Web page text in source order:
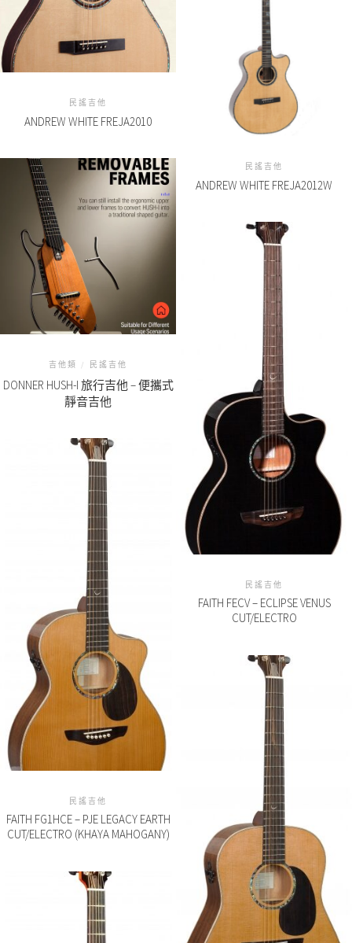
民謠吉他
ANDREW WHITE FREJA2010
民謠吉他
ANDREW WHITE FREJA2012W
吉他類 / 民謠吉他
DONNER HUSH-I 旅行吉他 – 便攜式
靜音吉他
民謠吉他
FAITH FECV – ECLIPSE VENUS
CUT/ELECTRO
民謠吉他
FAITH FG1HCE – PJE LEGACY EARTH
CUT/ELECTRO (KHAYA MAHOGANY)